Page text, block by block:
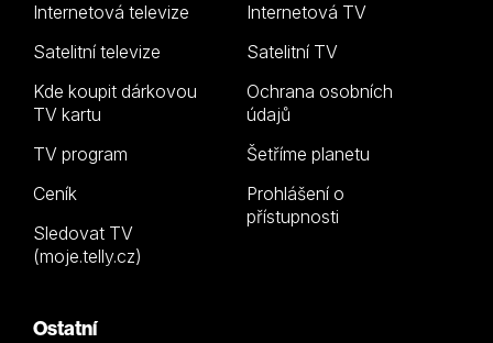
Internetová televize
Satelitní televize
Kde koupit dárkovou
TV kartu
TV program
Ceník
Sledovat TV
(moje.telly.cz)
Internetová TV
Satelitní TV
Ochrana osobních
údajů
Šetříme planetu
Prohlášení o
přístupnosti
Ostatní